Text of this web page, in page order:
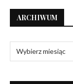
ARCHIWUM